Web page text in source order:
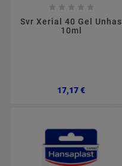
    
Svr Xerial 40 Gel Unhas
10ml
17,17 €Preço